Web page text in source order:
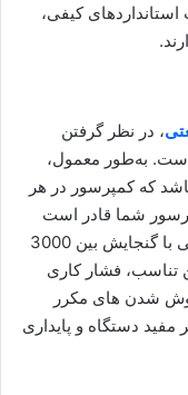
کیفی،
، در نظر گرفتن
است. به‌طور معمول،
هوایی باشد که کمپرسور در هر
شما قادر است
500 لیتر هوا را در دقیقه فشرده کند، مخزنی با گنجایش بین 3000
این تناسب، فشار کاری
شدن‌ های مکرر
دستگاه و پایداری